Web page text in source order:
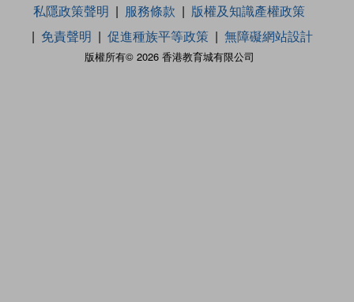
版權所有© 2026 香港教育城有限公司
私隱政策聲明 服務條款
版權及知識產權政策
免責聲明
促進種族平等政策 無障礙網站設計